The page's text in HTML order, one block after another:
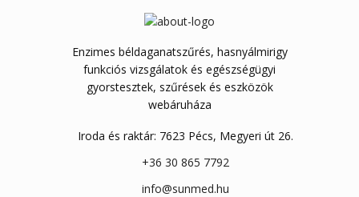
Enzimes béldaganatszűrés, hasnyálmirigy
funkciós vizsgálatok és egészségügyi
gyorstesztek, szűrések és eszközök
webáruháza
Iroda és raktár: 7623 Pécs, Megyeri út 26.
+36 30 865 7792
info@sunmed.hu